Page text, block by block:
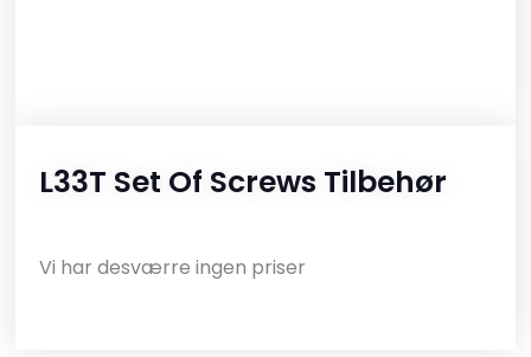
L33T Set Of Screws Tilbehør
Vi har desværre ingen priser